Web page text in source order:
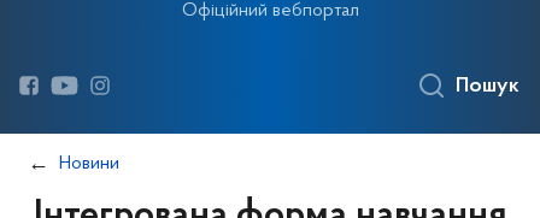
Офіційний вебпортал
Пошук
Новини